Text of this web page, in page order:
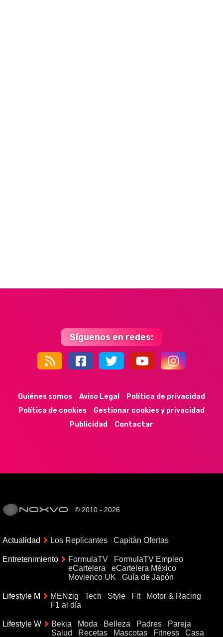
Síguenos en redes:
Quiénes somos Aviso Legal
Política de privacidad
Política de cookies
Gestionar cookies y privacidad
Publicidad
Contactar
© 2010 - 2026
Actualidad Los Replicantes Capitán Ofertas
Entretenimiento FormulaTV
FormulaTV Empleo
eCartelera
eCartelera México
Movienco UK
Guía de Japón
Lifestyle M MENzig Tech Style Fit
Motor & Racing
F1 al día
Lifestyle W Bekia Moda Belleza Padres
Pareja
Salud
Recetas Mascotas Fitness Casa